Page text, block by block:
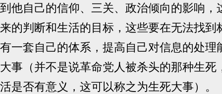
到他自己的信仰、三关、政治倾向的影响，
来的判断和生活的目标，这些要在无法找到
有一套自己的体系，提高自己对信息的处理
大事（并不是说革命党人被杀头的那种生死
活是否有意义，这可以称之为生死大事）。